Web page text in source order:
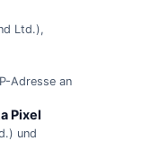
Ltd.),
Adresse an
Pixel
und